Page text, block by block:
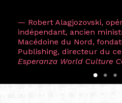
— Robert Alagjozovski,
indépendant, ancien
Macédoine du Nord,
Publishing, directeur du
Esperanza World Culture